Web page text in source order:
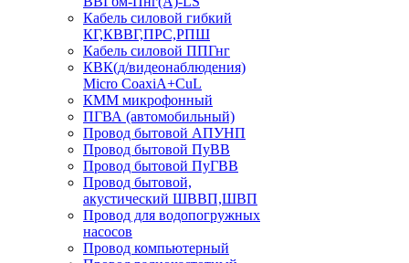
Кабель силовой гибкий
КГ,КВВГ,ПРС,РПШ
Кабель силовой ППГнг
КВК(д/видеонаблюдения)
Micro CoaxiA+CuL
КММ микрофонный
ПГВА (автомобильный)
Провод бытовой АПУНП
Провод бытовой ПуВВ
Провод бытовой ПуГВВ
Провод бытовой,
акустический ШВВП,ШВП
Провод для водопогружных
насосов
Провод компьютерный